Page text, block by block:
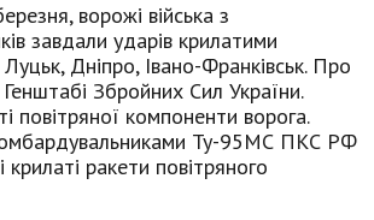
ворожі війська з
завдали ударів крилатими
Дніпро, Івано-Франківськ. Про
Збройних Сил України.
повітряної компоненти ворога.
Ту-95МС ПКС РФ
крилаті ракети повітряного